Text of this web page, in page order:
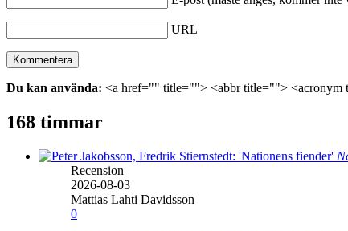
URL
Du kan använda: <a href="" title=""> <abbr title=""> <acronym
168 timmar
Recension
2026-08-03
Mattias Lahti Davidsson
0